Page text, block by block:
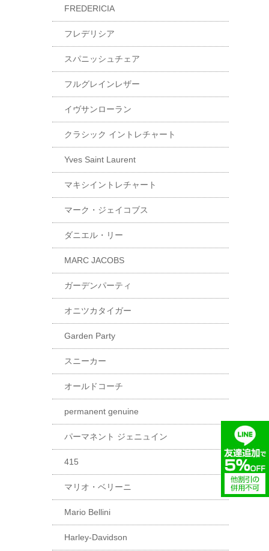
FREDERICIA
フレデリシア
スパニッシュチェア
フルグレインレザー
イヴサンローラン
クラシック イントレチャート
Yves Saint Laurent
マキシイントレチャート
マーク・ジェイコブス
ダニエル・リー
MARC JACOBS
ガーデンパーティ
オニツカタイガー
Garden Party
スニーカー
オールドコーチ
permanent genuine
パーマネント ジェニュイン
415
マリオ・ベリーニ
Mario Bellini
Harley-Davidson